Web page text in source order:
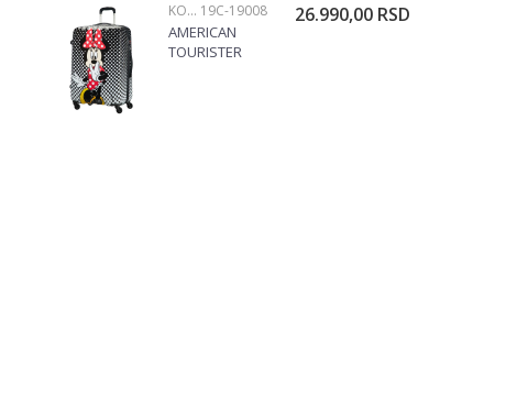
31C*21007
KOFERI 19C-19008
AMERICAN
TOURISTER
26.990,00 RSD